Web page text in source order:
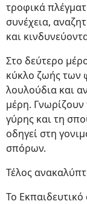
τροφικά
συνέχεια,
και
Στο δεύτερο
κύκλο ζωής των
λουλούδια και
μέρη. Γνωρίζουν
γύρης και τη
οδηγεί στη
σπόρων.
Τέλος
Το